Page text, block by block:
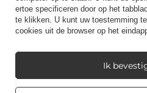
Candle World,Tarnowska 23/2,
ertoe specificeren door op het
te klikken. U kunt uw toestemming
cookies uit de browser op het
Ik